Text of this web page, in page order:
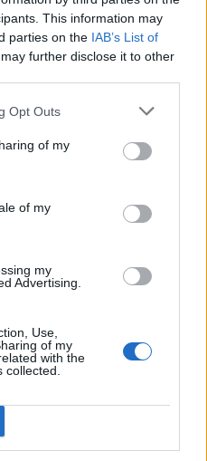
This information may
parties on the IAB’s List of
further disclose it to other
Opt Outs
of my
of my
my
Advertising.
Use,
of my
with the
Daniel Joseph Chenin,
Services
Wüstenfestung siehst du